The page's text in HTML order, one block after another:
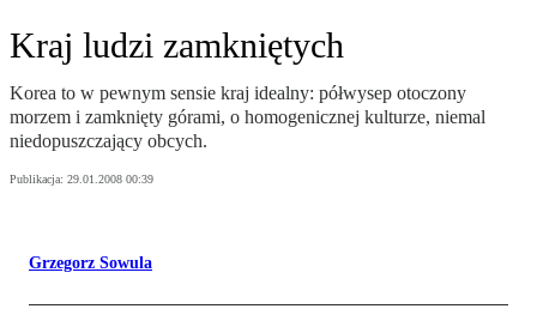
Kraj ludzi zamkniętych
Korea to w pewnym sensie kraj idealny: półwysep otoczony
morzem i zamknięty górami, o homogenicznej kulturze, niemal
niedopuszczający obcych.
Publikacja: 29.01.2008 00:39
Grzegorz Sowula